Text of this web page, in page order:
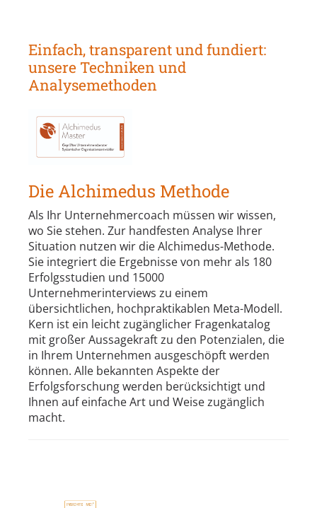
Einfach, transparent und fundiert:
unsere Techniken und
Analysemethoden
Die Alchimedus Methode
Als Ihr Unternehmercoach müssen wir wissen,
wo Sie stehen. Zur handfesten Analyse Ihrer
Situation nutzen wir die Alchimedus-Methode.
Sie integriert die Ergebnisse von mehr als 180
Erfolgsstudien und 15000
Unternehmerinterviews zu einem
übersichtlichen, hochpraktikablen Meta-Modell.
Kern ist ein leicht zugänglicher Fragenkatalog
mit großer Aussagekraft zu den Potenzialen, die
in Ihrem Unternehmen ausgeschöpft werden
können. Alle bekannten Aspekte der
Erfolgsforschung werden berücksichtigt und
Ihnen auf einfache Art und Weise zugänglich
macht.